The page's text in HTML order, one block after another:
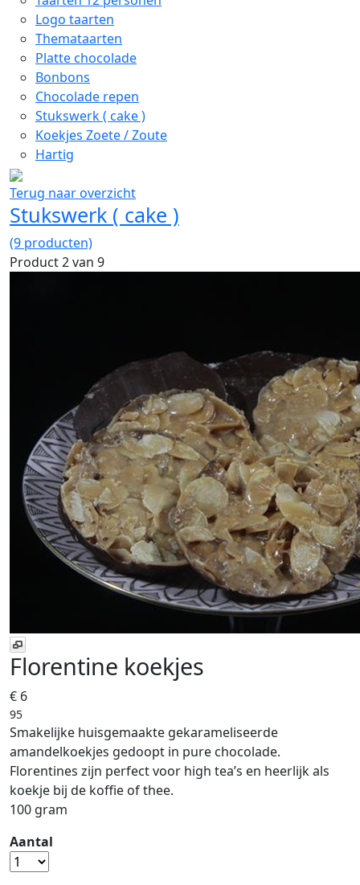
Logo taarten
Themataarten
Platte chocolade
Bonbons
Chocolade repen
Stukswerk ( cake )
Koekjes Zoete / Zoute
Hartig
Terug naar overzicht
Stukswerk ( cake )
(9 producten)
Product 2 van 9
Florentine koekjes
€ 6
95
Smakelijke huisgemaakte gekarameliseerde
amandelkoekjes gedoopt in pure chocolade.
Florentines zijn perfect voor high tea’s en heerlijk als
koekje bij de koffie of thee.
100 gram
Aantal